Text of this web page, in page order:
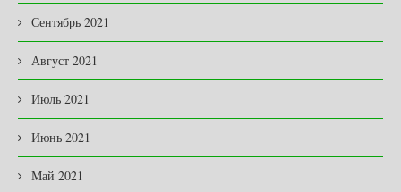
Сентябрь 2021
Август 2021
Июль 2021
Июнь 2021
Май 2021